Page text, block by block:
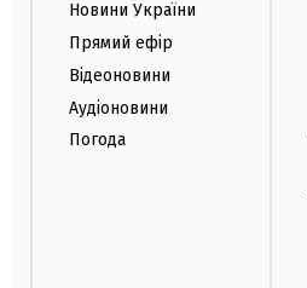
Новини України
Прямий ефір
Відеоновини
Аудіоновини
Погода